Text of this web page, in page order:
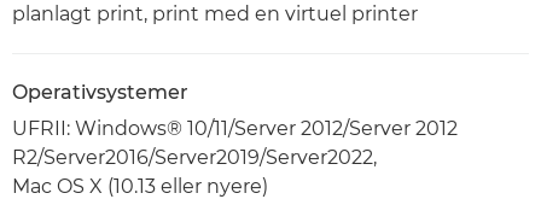
planlagt print, print med en virtuel printer
Operativsystemer
UFRII: Windows® 10/11/Server 2012/Server 2012
R2/Server2016/Server2019/Server2022,
Mac OS X (10.13 eller nyere)